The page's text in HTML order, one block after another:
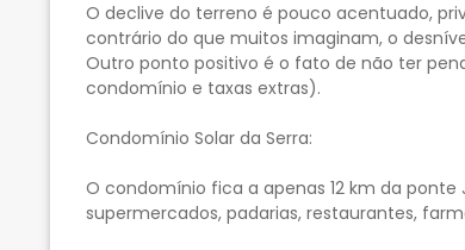
O declive do terreno é pouco acentuado,
contrário do que muitos imaginam, o
Outro ponto positivo é o fato de não ter
condomínio e taxas extras).
Condomínio Solar da Serra:
O condomínio fica a apenas 12 km da
supermercados, padarias, restaurantes,